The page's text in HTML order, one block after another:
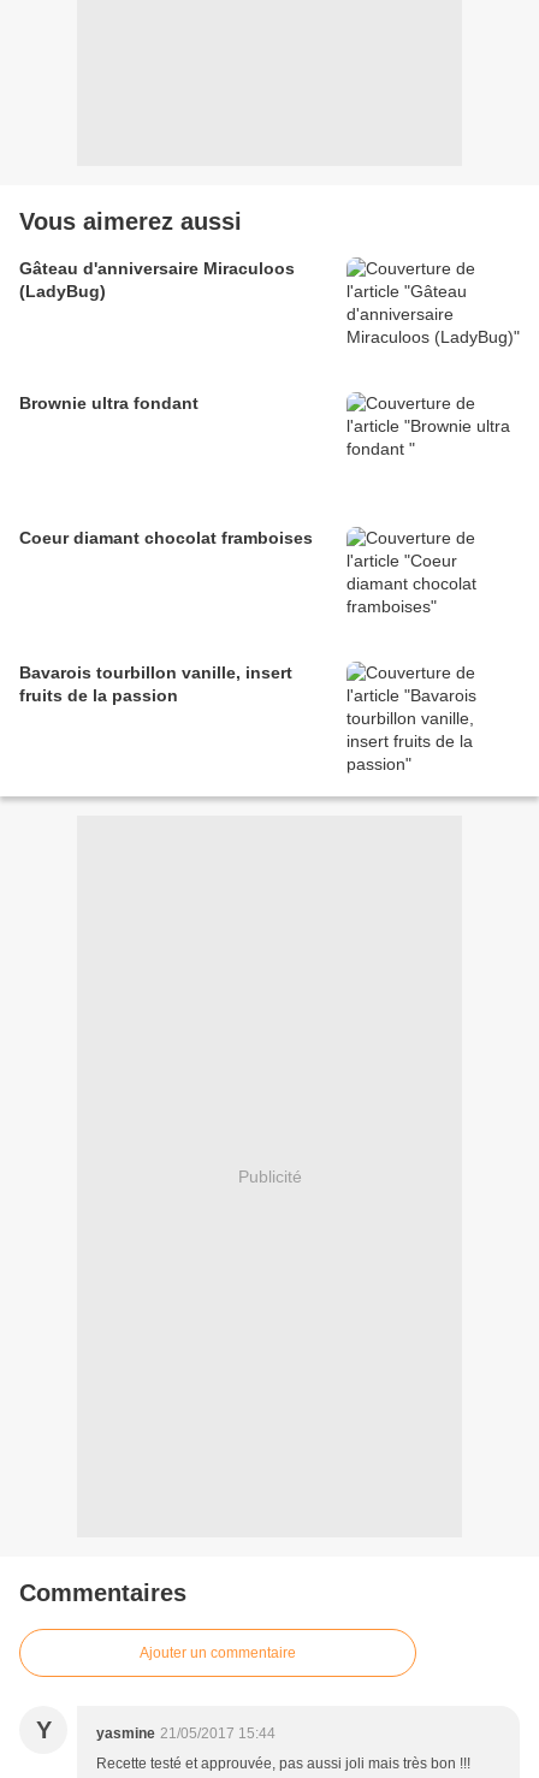
Vous aimerez aussi
Gâteau d'anniversaire Miraculoos
(LadyBug)
Brownie ultra fondant
Coeur diamant chocolat framboises
Bavarois tourbillon vanille, insert
fruits de la passion
Publicité
Commentaires
Ajouter un commentaire
Y yasmine 21/05/2017 15:44
Recette testé et approuvée, pas aussi joli mais très bon !!!